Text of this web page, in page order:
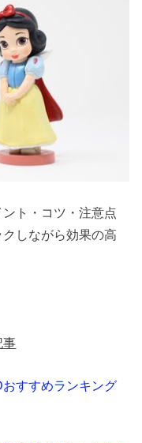
ト・コツ・注意点
しながら効果の高
事
すすめランキング